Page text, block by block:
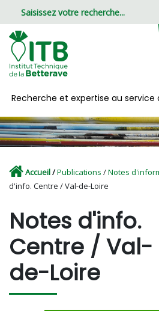
Recherche et expertise au
Accueil/Publications /Notes
d'info. Centre / Val-de-Loire
Notes d'info.
Centre / Val-
de-Loire
Panneau de gestion des cookies